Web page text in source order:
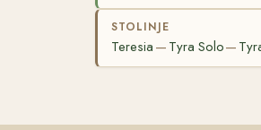
STOLINJE
Teresia — Tyra Solo—